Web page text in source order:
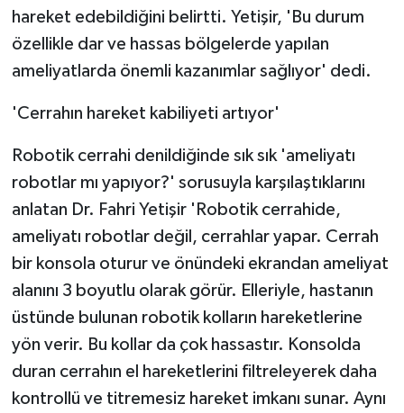
hareket edebildiğini belirtti. Yetişir, 'Bu durum
özellikle dar ve hassas bölgelerde yapılan
ameliyatlarda önemli kazanımlar sağlıyor' dedi.
'Cerrahın hareket kabiliyeti artıyor'
Robotik cerrahi denildiğinde sık sık 'ameliyatı
robotlar mı yapıyor?' sorusuyla karşılaştıklarını
anlatan Dr. Fahri Yetişir 'Robotik cerrahide,
ameliyatı robotlar değil, cerrahlar yapar. Cerrah
bir konsola oturur ve önündeki ekrandan ameliyat
alanını 3 boyutlu olarak görür. Elleriyle, hastanın
üstünde bulunan robotik kolların hareketlerine
yön verir. Bu kollar da çok hassastır. Konsolda
duran cerrahın el hareketlerini filtreleyerek daha
kontrollü ve titremesiz hareket imkanı sunar. Aynı
POLİTİKA
SİYASET
SPOR HABERLERİ
TEKNOLOJİ
Turizm
ÜLKE GÜNDEMİ
YEREL